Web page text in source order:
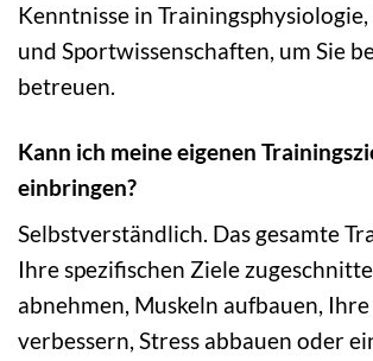
Kenntnisse in
und Sportwissenschaften, um Sie
betreuen.
Kann ich meine eigenen
einbringen?
Selbstverständlich. Das gesamte
Ihre spezifischen Ziele
abnehmen, Muskeln aufbauen,
verbessern, Stress abbauen oder